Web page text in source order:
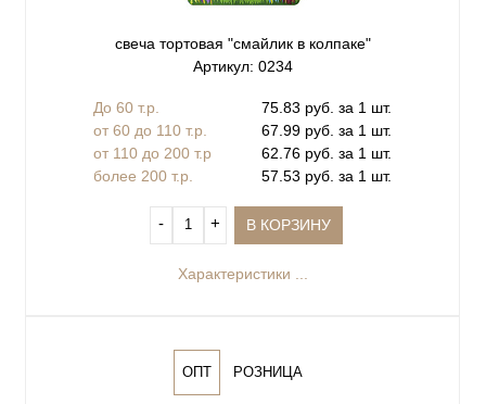
свеча тортовая "смайлик в колпаке"
Артикул: 0234
До 60 т.р.
75.83 руб. за 1 шт.
от 60 до 110 т.р.
67.99 руб. за 1 шт.
от 110 до 200 т.р
62.76 руб. за 1 шт.
более 200 т.р.
57.53 руб. за 1 шт.
‐ + В КОРЗИНУ
Характеристики ...
ОПТ РОЗНИЦА